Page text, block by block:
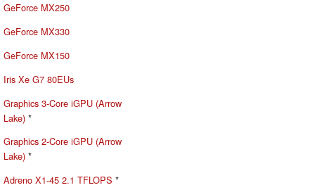
GeForce MX250
GeForce MX330
GeForce MX150
Iris Xe G7 80EUs
Graphics 3-Core iGPU (Arrow
Lake) *
Graphics 2-Core iGPU (Arrow
Lake) *
Adreno X1-45 2.1 TFLOPS *